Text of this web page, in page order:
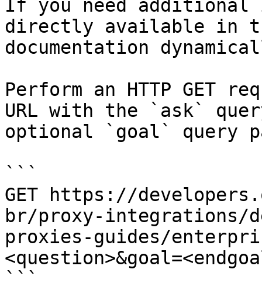
If you need
directly available in
documentation
Perform an HTTP GET
URL with the `ask`
optional `goal` query
```
GET https://
br/proxy-integrations/
proxies-guides/
```